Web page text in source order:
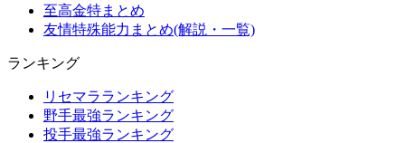
至高金特まとめ
友情特殊能力まとめ(解説・一覧)
ランキング
リセマラランキング
野手最強ランキング
投手最強ランキング